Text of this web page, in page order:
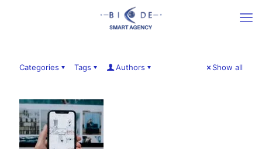
Categories Tags Authors Show all